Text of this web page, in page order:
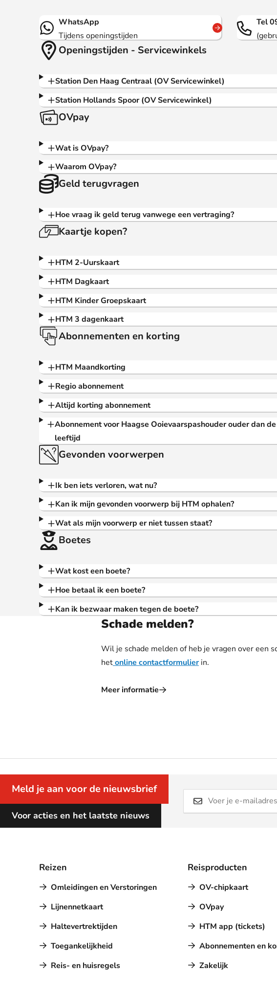
WhatsApp
Tijdens openingstijden
Tel
Openingstijden - Servicewinkels
Station Den Haag Centraal (OV Servicewinkel)
Station Hollands Spoor (OV Servicewinkel)
OVpay
Wat is OVpay?
Waarom OVpay?
Geld terugvragen
Hoe vraag ik geld terug vanwege een vertraging?
Kaartje kopen?
HTM 2-Uurskaart
HTM Dagkaart
HTM Kinder Groepskaart
HTM 3 dagenkaart
Abonnementen en korting
HTM Maandkorting
Regio abonnement
Altijd korting abonnement
Abonnement voor Haagse Ooievaarspashouder ouder dan
leeftijd
Gevonden voorwerpen
Ik ben iets verloren, wat nu?
Kan ik mijn gevonden voorwerp bij HTM ophalen?
Wat als mijn voorwerp er niet tussen staat?
Boetes
Wat kost een boete?
Hoe betaal ik een boete?
Kan ik bezwaar maken tegen de boete?
Schade melden?
Wil je schade melden of heb je vragen over een
hetonline contactformulierin.
Meer informatie
Meld je aan voor de nieuwsbrief
Voor acties en het laatste nieuws
Reizen
Omleidingen en Verstoringen
Lijnennetkaart
Haltevertrektijden
Toegankelijkheid
Reis- en huisregels
Reisproducten
OV-chipkaart
OVpay
HTM app (tickets)
Abonnementen en
Zakelijk